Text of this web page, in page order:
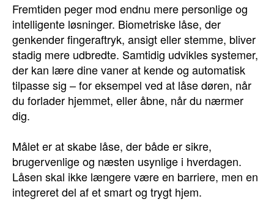
Fremtiden peger mod endnu mere personlige og
intelligente løsninger. Biometriske låse, der
genkender fingeraftryk, ansigt eller stemme, bliver
stadig mere udbredte. Samtidig udvikles systemer,
der kan lære dine vaner at kende og automatisk
tilpasse sig – for eksempel ved at låse døren, når
du forlader hjemmet, eller åbne, når du nærmer
dig.
Målet er at skabe låse, der både er sikre,
brugervenlige og næsten usynlige i hverdagen.
Låsen skal ikke længere være en barriere, men en
integreret del af et smart og trygt hjem.